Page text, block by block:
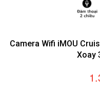
Camera Wifi iMOU
Xoay